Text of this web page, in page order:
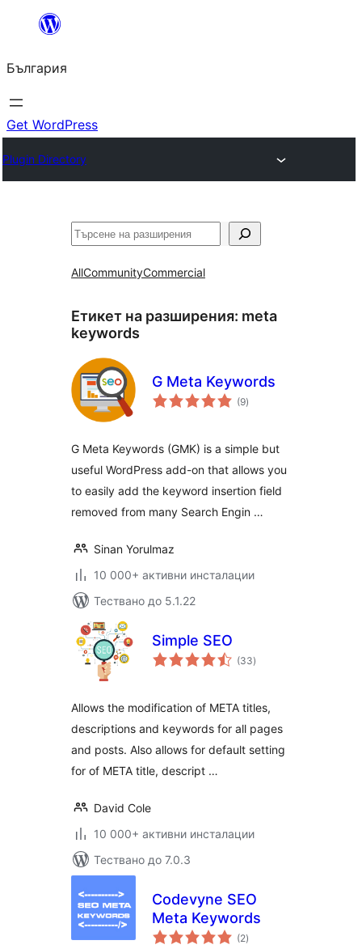
България
Get WordPress
Plugin Directory
Търсене
AllCommunityCommercial
Етикет на разширения: meta
keywords
G Meta Keywords
(9общо
оценки
)
G Meta Keywords (GMK) is a simple but
useful WordPress add-on that allows you
to easily add the keyword insertion field
removed from many Search Engin …
Sinan Yorulmaz
10 000+ активни инсталации
Тествано до 5.1.22
Simple SEO
(33общо
оценки
)
Allows the modification of META titles,
descriptions and keywords for all pages
and posts. Also allows for default setting
for of META title, descript …
David Cole
10 000+ активни инсталации
Тествано до 7.0.3
Codevyne SEO
Meta Keywords
(2общо
оценки
)